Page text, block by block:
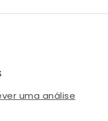
uma análise